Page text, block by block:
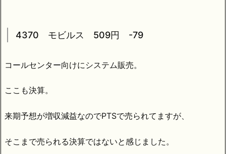
4370 モビルス 509円 -79
コールセンター向けにシステム販売。
ここも決算。
来期予想が増収減益なのでPTSで売られてますが、
そこまで売られる決算ではないと感じました。